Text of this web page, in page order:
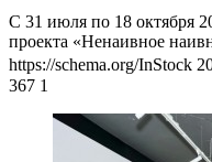
С 31 июля по 18 октября
проекта «Ненаивное
https://schema.org/InStock
367 1